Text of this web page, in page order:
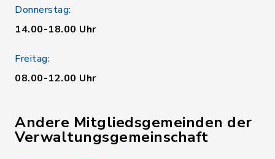
Donnerstag:
14.00-18.00 Uhr
Freitag:
08.00-12.00 Uhr
Andere Mitgliedsgemeinden der
Verwaltungsgemeinschaft